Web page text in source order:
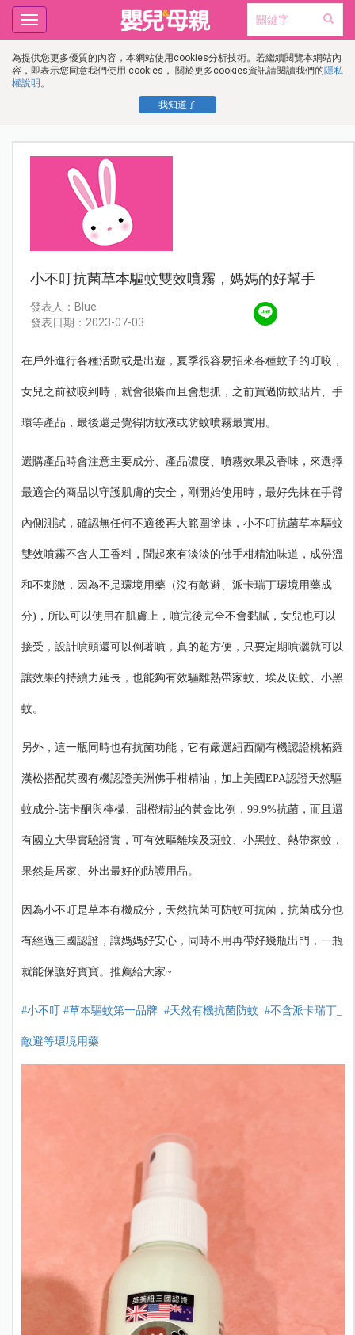
為提供您更多優質的內容，本網站使用cookies分析技術。若繼續閱覽本網站內
容，即表示您同意我們使用 cookies， 關於更多cookies資訊請閱讀我們的隱私
權說明 。
我知道了
Toggle
navigation
小不叮抗菌草本驅蚊雙效噴霧，媽媽的好幫手
發表人：Blue
發表日期：2023-07-03
在戶外進行各種活動或是出遊，夏季很容易招來各種蚊子的叮咬，
女兒之前被咬到時，就會很癢而且會想抓， 之前買過防蚊貼片、手
環等產品，最後還是覺得防蚊液或防蚊噴霧最實用。
選購產品時會注意主要成分、產品濃度、噴霧效果及香味， 來選擇
最適合的商品以守護肌膚的安全， 剛開始使用時， 最好先抹在手臂
內側測試，確認無任何不適後再大範圍塗抹 ， 小不叮抗菌草本驅蚊
雙效噴霧不含人工香料， 聞起來有淡淡的佛手柑精油味道，成份溫
和不刺激，因為不是環境用藥（沒有敵避、派卡瑞丁環境用藥成
分)，所以可以使用在肌膚上，噴完後完全不會黏膩，女兒也可以
接受，設計噴頭還可以倒著噴，真的超方便，只要定期噴灑就可以
讓效果的持續力延長， 也能夠有效驅離熱帶家蚊、埃及斑蚊、小黑
蚊。
另外，這一瓶同時也有抗菌功能，它有嚴選紐西蘭有機認證桃柘羅
漢松搭配英國有機認證美洲佛手柑精油，加上美國EPA認證天然驅
蚊成分-諾卡酮與檸檬、甜橙精油的黃金比例，99.9%抗菌，而且還
有國立大學實驗證實，可有效驅離埃及斑蚊、小黑蚊、熱帶家蚊，
果然是居家、外出最好的防護 用品。
因為小不叮是草本有機成分，天然抗菌可防蚊可抗菌，抗菌成分也
有經過三國認證，讓媽媽好安心，同時不用再帶好幾瓶出門，一瓶
就能保護好寶寶。推薦給大家~
#小不叮 #草本驅蚊第一品牌 #天然有機抗菌防蚊 #不含派卡瑞丁_
敵避等環境用藥